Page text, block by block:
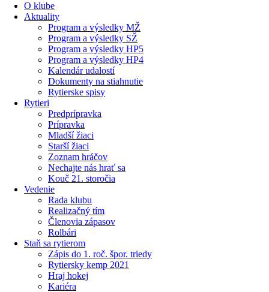
O klube
Aktuality
Program a výsledky MŽ
Program a výsledky SŽ
Program a výsledky HP5
Program a výsledky HP4
Kalendár udalostí
Dokumenty na stiahnutie
Rytierske spisy
Rytieri
Predprípravka
Prípravka
Mladší žiaci
Starší žiaci
Zoznam hráčov
Nechajte nás hrať sa
Kouč 21. storočia
Vedenie
Rada klubu
Realizačný tím
Členovia zápasov
Rolbári
Staň sa rytierom
Zápis do 1. roč. špor. triedy
Rytiersky kemp 2021
Hraj hokej
Kariéra